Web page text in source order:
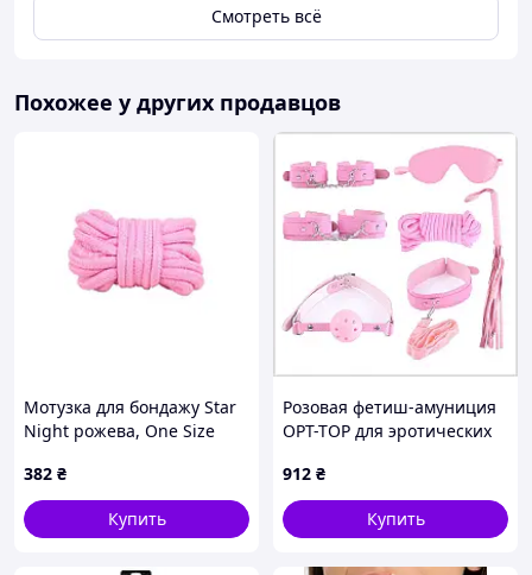
Смотреть всё
Похожее у других продавцов
Мотузка для бондажу Star
Night рожева, One Size
382 ₴
Купить
Розовая фетиш-амуниция
OPT-TOP для эротических
912 ₴
Купить